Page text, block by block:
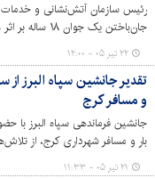
رئیس سازمان آتش‌نشانی و خدمات
جان‌باختن یک
روستای گوراب خبر داد.
۲۲ تیر ۰۵ - ۱۲:۰۰
تقدیر جانشین سپاه البرز از
و مسافر کرج
جانشین فرماندهی سپاه البرز با
بار و مسافر شهرداری کرج، از
سازمان در تسهیل تردد عزاداران
۲۱ تیر ۰۵ - ۱۱:۳۳